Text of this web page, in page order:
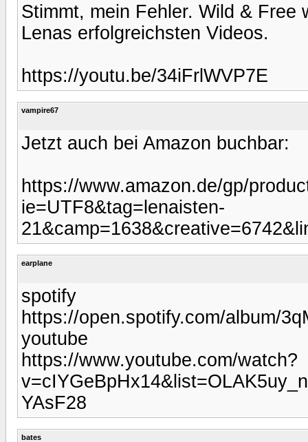
Stimmt, mein Fehler. Wild &
Lenas erfolgreichsten Videos.
https://youtu.be/34iFrlWVP7E
vampire67
Jetzt auch bei Amazon buchbar:
https://www.amazon.de/gp/
ie=UTF8&tag=lenaisten-
earplane
spotify
https://open.spotify.com/album/
youtube
https://www.youtube.com/watch?
YAsF28
bates